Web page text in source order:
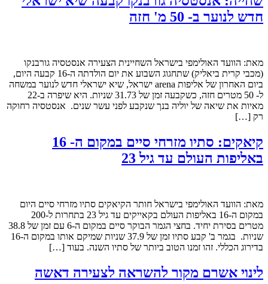
חדש לנוער ב- 50 מ' חזה
מאת: הוועד האולימפי בישראל השחיינית הצעירה אנסטסיה גורבנקו
(מכבי קרית ביאליק) שתחגוג השבוע את יום הולדתה ה-16 קבעה היום,
ביום האחרון של אליפות arena ישראל, שיא ישראלי חדש לנוער במשחה
ל- 50 מטרים חזה, כשקבעה זמן של 31.73 שניות. היא שיפרה ב-22
מאיות את שיאה של יוליה בנך שנקבע לפני עשר שנים. אנסטסיה רחוקה
רק […]
קיאקים: סתיו מזרחי סיים במקום ה- 16
באליפות העולם עד גיל 23
מאת: הוועד האולימפי בישראל חותר הקיאקים סתיו מזרחי סיים היום
במקום ה-16 באליפות העולם בקאייקים עד גיל 23 בתחרות ל-200
מטרים בסירת יחיד. בחצי הגמר הבוקר סיים במקום ה-6 עם זמן של 38.8
שניות. בגמר ב' קבע סתיו זמן של 37.9 שניות שמיקם אותו במקום ה-16
בדירוג הכללי. זהו זמנו הטוב ביותר של סתיו השנה. בעוד […]
לינוי אשרם מקור להשראה לצעירה דאשה